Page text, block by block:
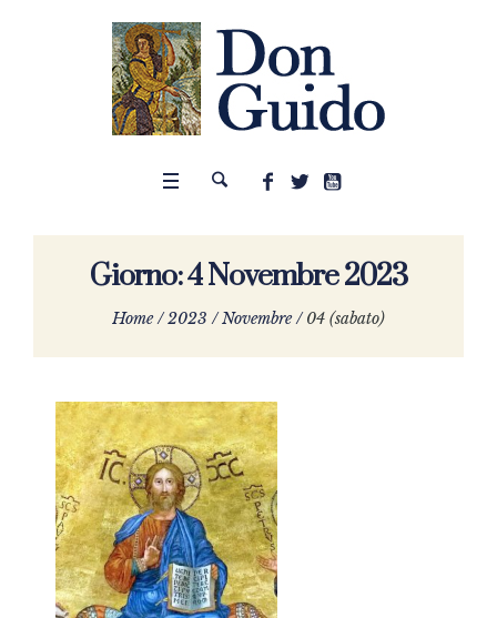
Giorno:4 Novembre 2023
Home /2023 /Novembre /04 (sabato)